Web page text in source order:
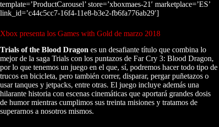
template=’ProductCarousel’ store=’xboxmaes-21′ marketplace=’ES’
link_id=’c44c5cc7-16f4-11e8-b3e2-fb6fa776ab29′]
Xbox presenta los Games with Gold de marzo 2018
Trials of the Blood Dragon es un desafiante título que combina lo
mejor de la saga Trials con los puntazos de Far Cry 3: Blood Dragon,
por lo que tenemos un juego en el que, sí, podremos hacer todo tipo de
trucos en bicicleta, pero también correr, disparar, pergar puñetazos o
usar tanques y jetpacks, entre otras. El juego incluye además una
hilarante historia con escenas cinemáticas que aportará grandes dosis
de humor mientras cumplimos sus treinta misiones y tratamos de
superarnos a nosotros mismos.